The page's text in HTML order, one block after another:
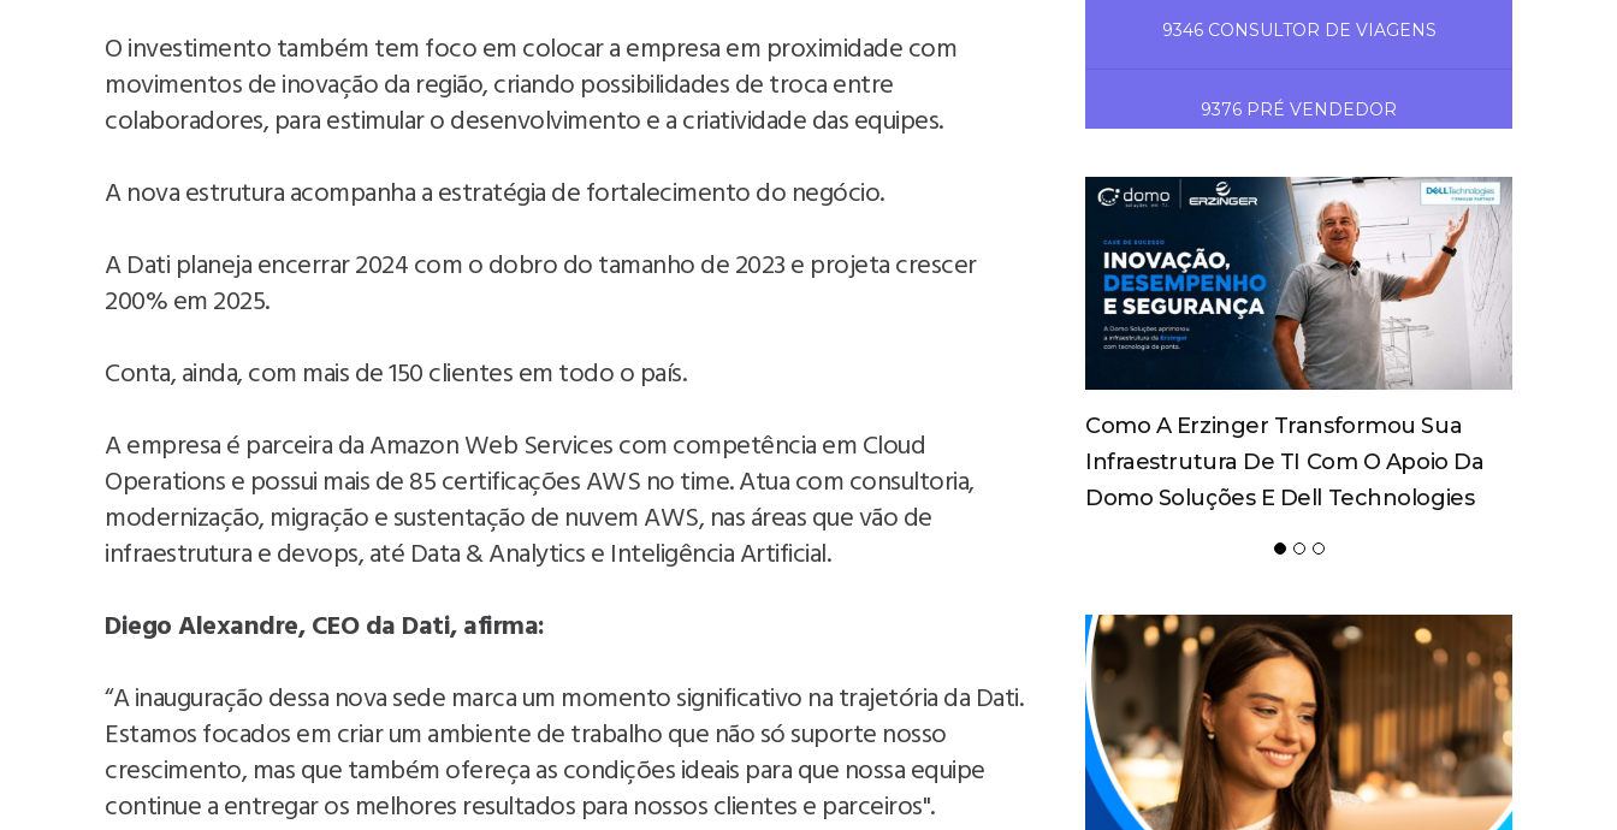
O investimento também tem foco em colocar a empresa em proximidade com
movimentos de inovação da região, criando possibilidades de troca entre
colaboradores, para estimular o desenvolvimento e a criatividade das equipes.
A nova estrutura acompanha a estratégia de fortalecimento do negócio.
A Dati planeja encerrar 2024 com o dobro do tamanho de 2023 e projeta crescer
200% em 2025.
Conta, ainda, com mais de 150 clientes em todo o país.
A empresa é parceira da Amazon Web Services com competência em Cloud
Operations e possui mais de 85 certificações AWS no time. Atua com consultoria,
modernização, migração e sustentação de nuvem AWS, nas áreas que vão de
infraestrutura e devops, até Data & Analytics e Inteligência Artificial.
Diego Alexandre, CEO da Dati, afirma:
“A inauguração dessa nova sede marca um momento significativo na trajetória da Dati.
Estamos focados em criar um ambiente de trabalho que não só suporte nosso
crescimento, mas que também ofereça as condições ideais para que nossa equipe
continue a entregar os melhores resultados para nossos clientes e parceiros".
9346 CONSULTOR DE VIAGENS
9376 PRÉ VENDEDOR
Como A Erzinger Transformou Sua
Infraestrutura De TI Com O Apoio Da
Domo Soluções E Dell Technologies